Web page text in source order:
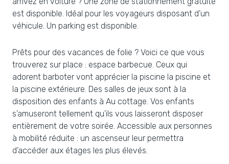
est disponible. Idéal pour les voyageurs disposant d’un
véhicule. Un parking est disponible.
Prêts pour des vacances de folie ? Voici ce que vous
trouverez sur place : espace barbecue. Ceux qui
adorent barboter vont apprécier la piscine la piscine et
la piscine extérieure. Des salles de jeux sont à la
disposition des enfants à Au cottage. Vos enfants
s’amuseront tellement qu’ils vous laisseront disposer
entièrement de votre soirée. Accessible aux personnes
à mobilité réduite : un ascenseur leur permettra
d’accéder aux étages les plus élevés.